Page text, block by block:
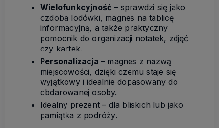
Wielofunkcyjność – sprawdzi się jako
ozdoba lodówki, magnes na tablicę
informacyjną, a także praktyczny
pomocnik do organizacji notatek, zdjęć
czy kartek.
Personalizacja – magnes z nazwą
miejscowości, dzięki czemu staje się
wyjątkowy i idealnie dopasowany do
obdarowanej osoby.
Idealny prezent – dla bliskich lub jako
pamiątka z podróży.